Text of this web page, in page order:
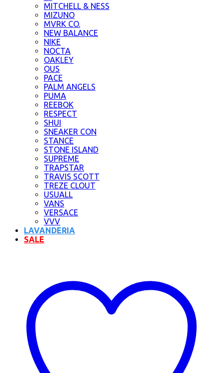
MITCHELL & NESS
MIZUNO
MVRK CO.
NEW BALANCE
NIKE
NOCTA
OAKLEY
OUS
PACE
PALM ANGELS
PUMA
REEBOK
RESPECT
SHUI
SNEAKER CON
STANCE
STONE ISLAND
SUPREME
TRAPSTAR
TRAVIS SCOTT
TREZE CLOUT
USUALL
VANS
VERSACE
VVV
LAVANDERIA
SALE